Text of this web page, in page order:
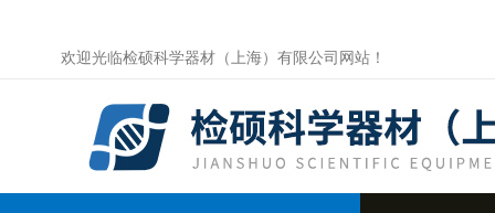
欢迎光临检硕科学器材（上海）有限公司网站！